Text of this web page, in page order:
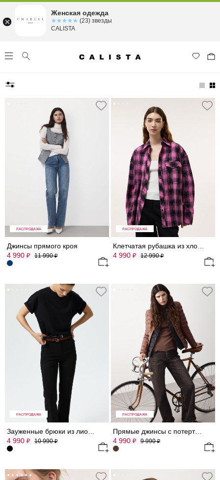
РАСПРОДАЖА
Джинсы прямого кроя
4 990 ₽ 11 990₽
РАСПРОДАЖА
4 990 ₽ 12 990₽
РАСПРОДАЖА
4 990 ₽ 10 990₽
РАСПРОДАЖА
Прямые джинсы с потертостями
4 990 ₽ 9 990₽
Женская одежда
☆☆☆☆☆
★★★★★ (23) звезды
CALISTA